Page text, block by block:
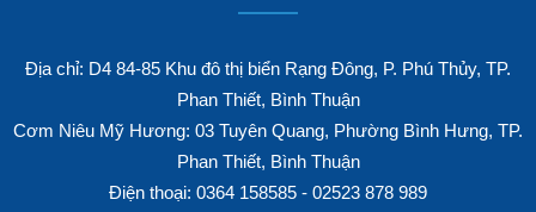
Địa chỉ: D4 84-85 Khu đô thị biển Rạng Đông, P. Phú Thủy, TP.
Phan Thiết, Bình Thuận
Cơm Niêu Mỹ Hương: 03 Tuyên Quang, Phường Bình Hưng, TP.
Phan Thiết, Bình Thuận
Điện thoại: 0364 158585 - 02523 878 989